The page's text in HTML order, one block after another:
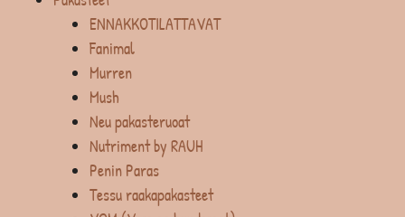
ENNAKKOTILATTAVAT
Fanimal
Murren
Mush
Neu pakasteruoat
Nutriment by RAUH
Penin Paras
Tessu raakapakasteet